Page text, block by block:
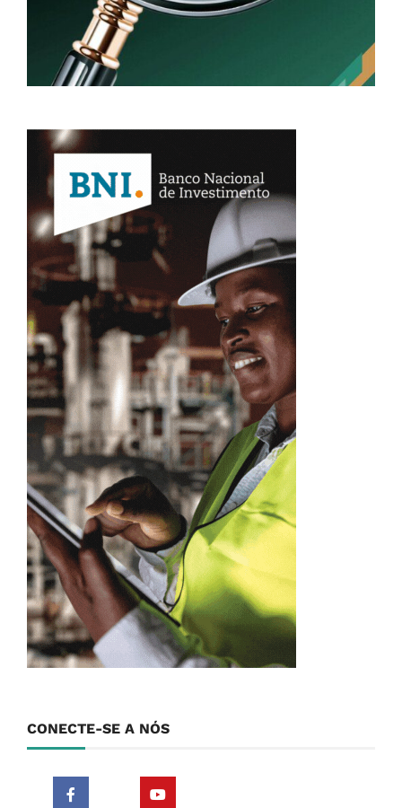
CONECTE-SE A NÓS